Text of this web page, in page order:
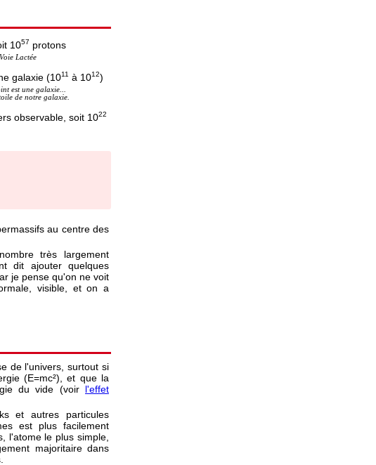
1057 protons
Lactée
galaxie (1011 à 1012)
est une galaxie...
de notre galaxie.
observable, soit 1022
au centre des
très largement
dit ajouter quelques
je pense qu'on ne voit
visible, et on a
de l'univers, surtout si
(E=mc²), et que la
du vide (voir l'effet
et autres particules
est plus facilement
l'atome le plus simple,
majoritaire dans